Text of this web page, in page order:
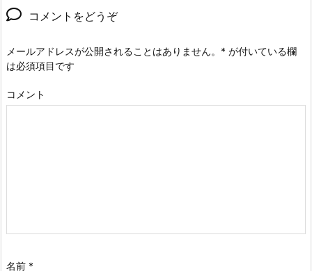
コメントをどうぞ
メールアドレスが公開されることはありません。 * が付いている欄
は必須項目です
コメント
名前 *